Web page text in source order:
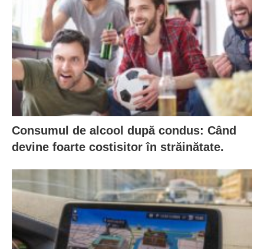
Consumul de alcool după condus: Când
devine foarte costisitor în străinătate.